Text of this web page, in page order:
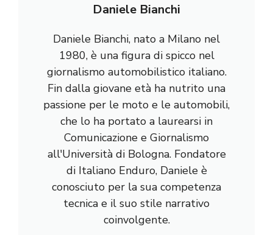
Daniele Bianchi
Daniele Bianchi, nato a Milano nel
1980, è una figura di spicco nel
giornalismo automobilistico italiano.
Fin dalla giovane età ha nutrito una
passione per le moto e le automobili,
che lo ha portato a laurearsi in
Comunicazione e Giornalismo
all'Università di Bologna. Fondatore
di Italiano Enduro, Daniele è
conosciuto per la sua competenza
tecnica e il suo stile narrativo
coinvolgente.